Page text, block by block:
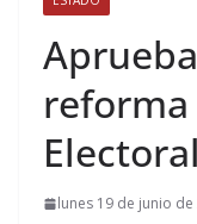
reforma
lunes 19 de junio de